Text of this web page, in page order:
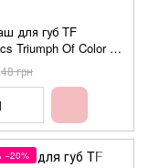
для губ TF
Triumph Of Color W-
Dusty pink (пыльно-
48 грн
−20%